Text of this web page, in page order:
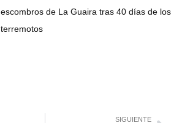
escombros de La Guaira tras 40 días de los
terremotos
SIGUIENTE